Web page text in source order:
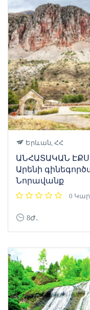
Երևան, ՀՀ
ԱՆՀԱՏԱԿԱՆ
Արենի
Նորավանք
0
8Ժ․